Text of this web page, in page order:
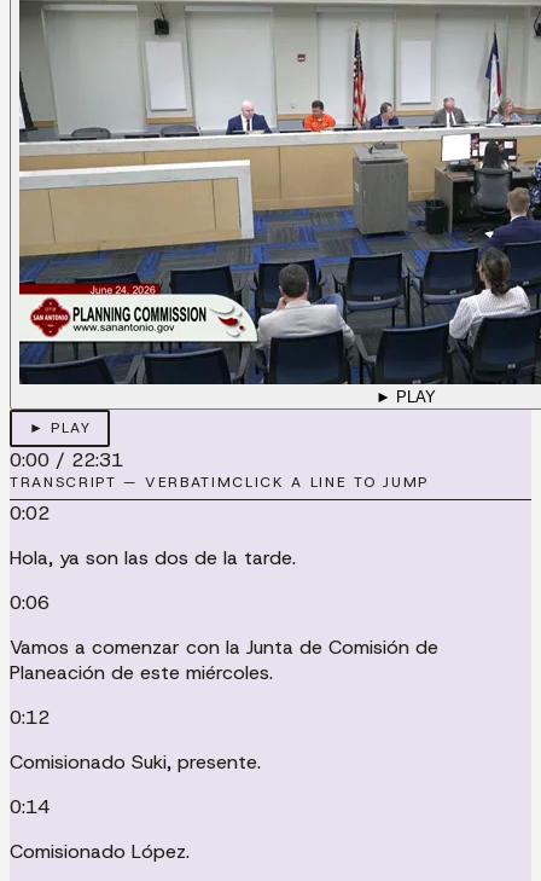
► PLAY
► PLAY
0:00 / 22:31
TRANSCRIPT — VERBATIMCLICK A LINE TO JUMP
0:02
Hola, ya son las dos de la tarde.
0:06
Vamos a comenzar con la Junta de Comisión de
Planeación de este miércoles.
0:12
Comisionado Suki, presente.
0:14
Comisionado López.